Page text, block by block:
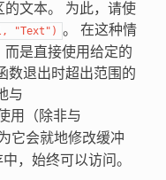
文本。 为此，请使
, "Text" ) 。 在这种情
是直接使用给定的
数退出时超出范围的
与
用（除非与
它会就地修改缓冲
，始终可以访问。